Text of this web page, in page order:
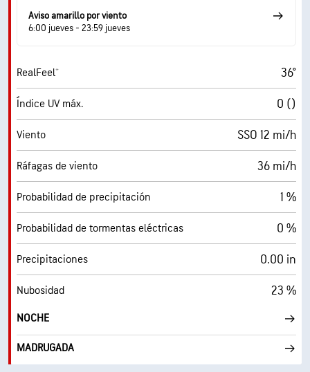
Aviso amarillo por viento
6:00 jueves - 23:59 jueves
RealFeel® 36°
Índice UV máx. 0 ()
Viento SSO 12 mi/h
Ráfagas de viento 36 mi/h
Probabilidad de precipitación 1 %
Probabilidad de tormentas eléctricas 0 %
Precipitaciones 0.00 in
Nubosidad 23 %
NOCHE
MADRUGADA